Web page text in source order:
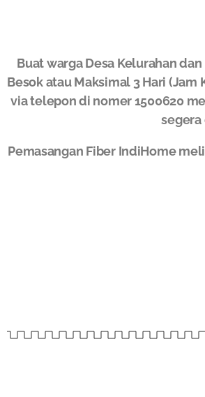
Buat warga Desa Kelurahan
Besok atau Maksimal 3 Hari
via telepon di nomer 1500620
segera
Pemasangan Fiber IndiHome